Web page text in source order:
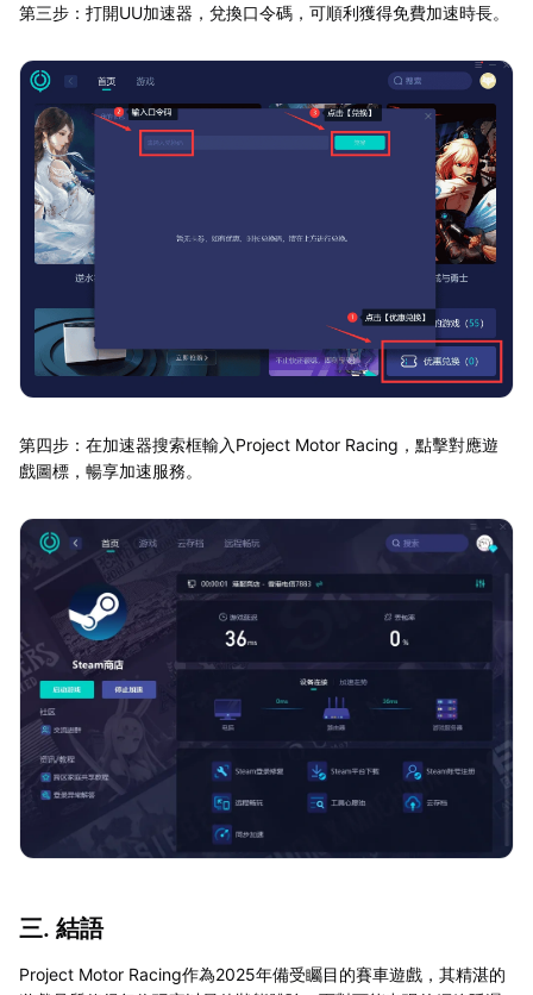
第三步：打開UU加速器，兌換口令碼，可順利獲得免費加速時長。
第四步：在加速器搜索框輸入Project Motor Racing，點擊對應遊
戲圖標，暢享加速服務。
三. 結語
Project Motor Racing作為2025年備受矚目的賽車遊戲，其精湛的